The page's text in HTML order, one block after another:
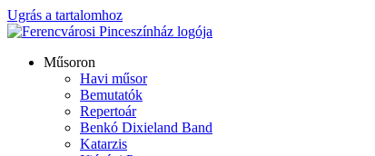
Ugrás a tartalomhoz
Műsoron
Havi műsor
Bemutatók
Repertoár
Benkó Dixieland Band
Katarzis